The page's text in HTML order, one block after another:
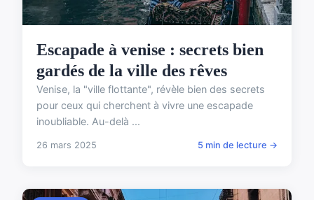
Escapade à venise : secrets bien
gardés de la ville des rêves
Venise, la "ville flottante", révèle bien des secrets
pour ceux qui cherchent à vivre une escapade
inoubliable. Au-delà ...
26 mars 2025 5 min de lecture →